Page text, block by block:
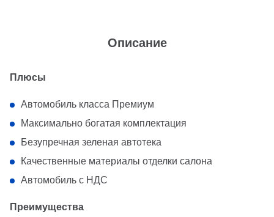
Описание
Плюсы
Автомобиль класса Премиум
Максимально богатая комплектация
Безупречная зеленая автотека
Качественные материалы отделки салона
Автомобиль с НДС
Преимущества